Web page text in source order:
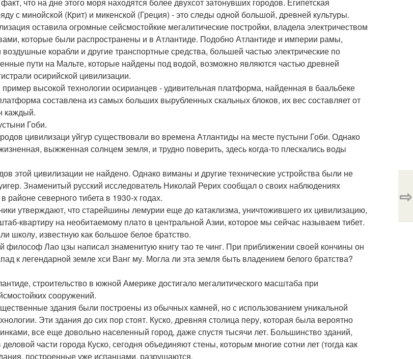
с минойской (Крит) и микенской (Греция) - это следы одной большой, древней культуры.
оставила огромные сейсмостойкие мегалитические постройки, владела электричеством
которые были распространены и в Атлантиде. Подобно Атлантиде и империи рамы,
корабли и другие транспортные средства, большей частью электрические по
пути на Мальте, которые найдены под водой, возможно являются частью древней
осирийской цивилизации.
высокой технологии осирианцев - удивительная платформа, найденная в баальбеке
составлена из самых больших вырубленных скальных блоков, их вес составляет от
каждый.
Гоби.
цивилизаци уйгур существовали во времена Атлантиды на месте пустыни Гоби. Однако
выжженная солнцем земля, и трудно поверить, здесь когда-то плескались воды
этой цивилизации не найдено. Однако виманы и другие технические устройства были не
Знаменитый русский исследователь Николай Рерих сообщал о своих наблюдениях
районе северного тибета в 1930-х годах.
утверждают, что старейшины лемурии еще до катаклизма, уничтожившего их цивилизацию,
квартиру на необитаемому плато в центральной Азии, которое мы сейчас называем тибет.
школу, известную как большое белое братство.
философ Лао цзы написал знаменитую книгу тао те чинг. При приближении своей кончины он
к легендарной земле хси Ванг му. Могла ли эта земля быть владением белого братства?
строительство в южной Америке достигало мегалитического масштаба при
сооружений.
здания были построены из обычных камней, но с использованием уникальной
Эти здания до сих пор стоят. Куско, древняя столица перу, которая была вероятно
все еще довольно населенный город, даже спустя тысячи лет. Большинство зданий,
части города Куско, сегодня объединяют стены, которым многие сотни лет (тогда как
построенные уже испанцами, разрушаются.
⇨